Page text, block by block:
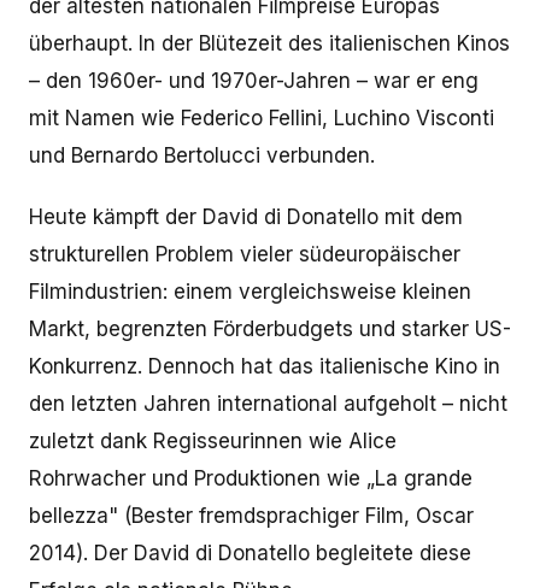
der ältesten nationalen Filmpreise Europas
überhaupt. In der Blütezeit des italienischen Kinos
– den 1960er- und 1970er-Jahren – war er eng
mit Namen wie Federico Fellini, Luchino Visconti
und Bernardo Bertolucci verbunden.
Heute kämpft der David di Donatello mit dem
strukturellen Problem vieler südeuropäischer
Filmindustrien: einem vergleichsweise kleinen
Markt, begrenzten Förderbudgets und starker US-
Konkurrenz. Dennoch hat das italienische Kino in
den letzten Jahren international aufgeholt – nicht
zuletzt dank Regisseurinnen wie Alice
Rohrwacher und Produktionen wie „La grande
bellezza" (Bester fremdsprachiger Film, Oscar
2014). Der David di Donatello begleitete diese